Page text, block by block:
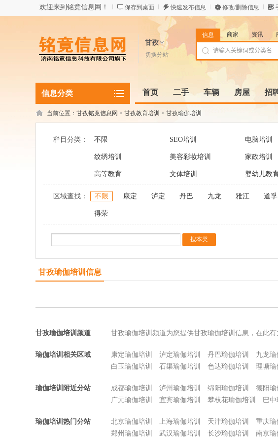
欢迎来到铭竟信息网！ 保存到桌面 快速发布信息 修改/删除信息
甘孜
切换分站
信息 商家 资讯
信息分类 首页 二手 车辆 房屋 招
当前位置： 甘孜铭竟信息网 > 甘孜教育培训 > 甘孜瑜伽培训
栏目分类： 不限 SEO培训 电脑培训
纹绣培训 美容彩妆培训 家政培训
高等教育 文体培训 婴幼儿教
区域查找： 不限 康定 泸定 丹巴 九龙 雅江 道孚
得荣
甘孜瑜伽培训信息
甘孜瑜伽培训频道 甘孜瑜伽培训频道为您提供甘孜瑜伽培训信息，在此
瑜伽培训相关区域 康定瑜伽培训 泸定瑜伽培训 丹巴瑜伽培训 九龙瑜
白玉瑜伽培训
石渠瑜伽培训 色达瑜伽培训 理塘瑜
瑜伽培训附近分站 成都瑜伽培训 泸州瑜伽培训 绵阳瑜伽培训 德阳瑜
广元瑜伽培训
宜宾瑜伽培训 攀枝花瑜伽培训 巴中
瑜伽培训热门分站 北京瑜伽培训 上海瑜伽培训 天津瑜伽培训 重庆瑜
郑州瑜伽培训
武汉瑜伽培训 长沙瑜伽培训 南京瑜